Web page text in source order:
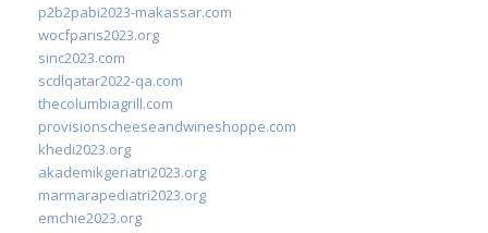
p2b2pabi2023-makassar.com
wocfparis2023.org
sinc2023.com
scdlqatar2022-qa.com
thecolumbiagrill.com
provisionscheeseandwineshoppe.com
khedi2023.org
akademikgeriatri2023.org
marmarapediatri2023.org
emchie2023.org